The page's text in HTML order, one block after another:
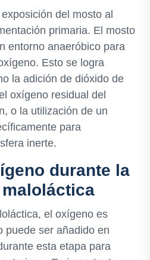
del mosto al
primaria. El mosto
entorno anaeróbico para
Esto se logra
la adición de dióxido de
oxígeno residual del
o la utilización de un
para
inerte.
durante la
el oxígeno es
puede ser añadido en
esta etapa para